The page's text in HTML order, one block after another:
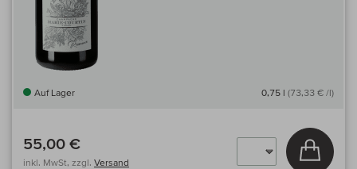
Auf Lager 0,75 l (73,33 € /l)
55,00 €
inkl. MwSt, zzgl. Versand
In